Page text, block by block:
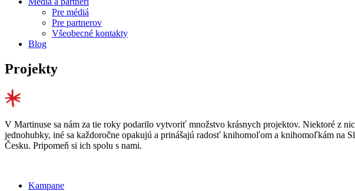
Pre médiá
Pre partnerov
Všeobecné kontakty
Blog
Projekty
V Martinuse sa nám za tie roky podarilo vytvoriť množstvo krásnych projektov. Niektoré z
jednohubky, iné sa každoročne opakujú a prinášajú radosť knihomoľom a knihomoľkám na
Česku. Pripomeň si ich spolu s nami.
Kampane